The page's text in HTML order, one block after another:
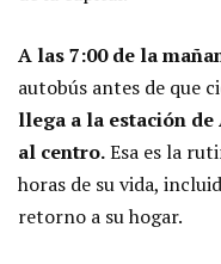
A las 7:00 de la
autobús antes de que
llega a la estación de
al centro.Esa es la
horas de su vida,
retorno a su hogar.